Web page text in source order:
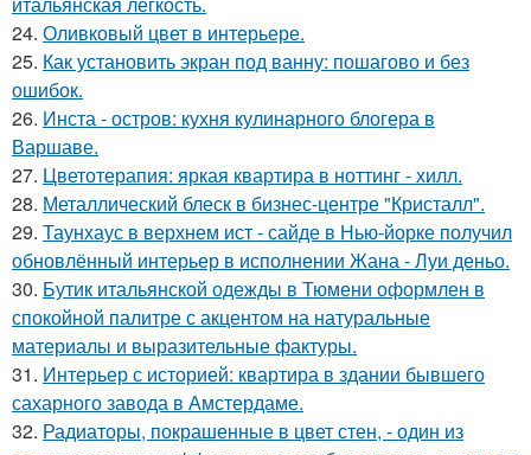
24. Оливковый цвет в интерьере.
25. Как установить экран под ванну: пошагово и без
ошибок.
26. Инста - остров: кухня кулинарного блогера в
Варшаве.
27. Цветотерапия: яркая квартира в ноттинг - хилл.
28. Металлический блеск в бизнес-центре "Кристалл".
29. Таунхаус в верхнем ист - сайде в Нью-йорке получил
обновлённый интерьер в исполнении Жана - Луи деньо.
30. Бутик итальянской одежды в Тюмени оформлен в
спокойной палитре с акцентом на натуральные
материалы и выразительные фактуры.
31. Интерьер с историей: квартира в здании бывшего
сахарного завода в Амстердаме.
32. Радиаторы, покрашенные в цвет стен, - один из